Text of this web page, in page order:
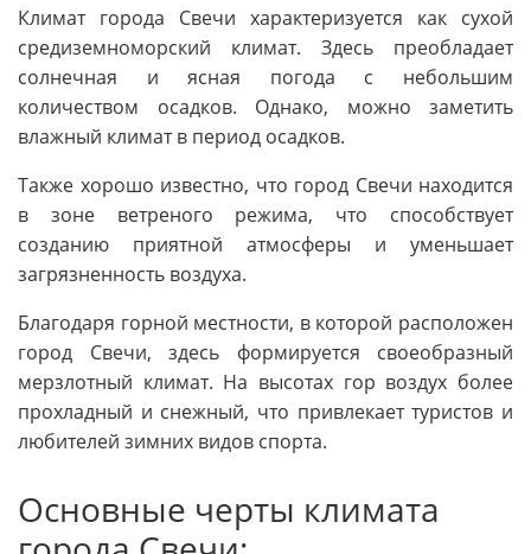
Климат города Свечи характеризуется как сухой
средиземноморский климат. Здесь преобладает
солнечная и ясная погода с небольшим
количеством осадков. Однако, можно заметить
влажный климат в период осадков.
Также хорошо известно, что город Свечи находится
в зоне ветреного режима, что способствует
созданию приятной атмосферы и уменьшает
загрязненность воздуха.
Благодаря горной местности, в которой расположен
город Свечи, здесь формируется своеобразный
мерзлотный климат. На высотах гор воздух более
прохладный и снежный, что привлекает туристов и
любителей зимних видов спорта.
Основные черты климата